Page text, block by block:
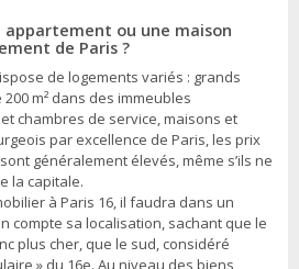
ou une maison
de Paris ?
de logements variés : grands
m² dans des immeubles
chambres de service, maisons et
par excellence de Paris, les prix
généralement élevés, même s’ils ne
la capitale.
à Paris 16, il faudra dans un
compte sa localisation, sachant que le
plus cher, que le sud, considéré
» du 16e. Au niveau des biens